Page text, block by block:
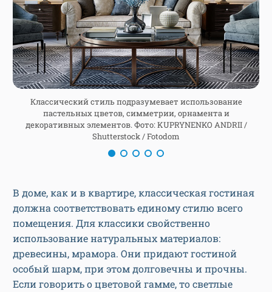
Классический стиль подразумевает использование
пастельных цветов, симметрии, орнамента и
декоративных элементов. Фото: KUPRYNENKO ANDRII /
Shutterstock / Fotodom
В доме, как и в квартире, классическая гостиная
должна соответствовать единому стилю всего
помещения. Для классики свойственно
использование натуральных материалов:
древесины, мрамора. Они придают гостиной
особый шарм, при этом долговечны и прочны.
Если говорить о цветовой гамме, то светлые